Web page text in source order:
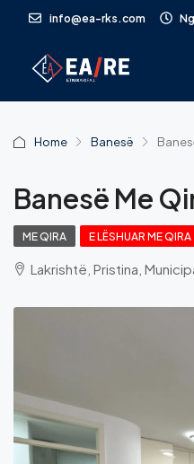
info@ea-rks.com
Home Banesë
Banesë Me
ME QIRA E LËSHUAR ME QIRA
Lakrishtë, Pristina,